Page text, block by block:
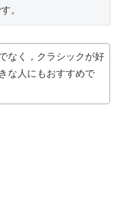
。
なく，クラシックが好
な人にもおすすめで